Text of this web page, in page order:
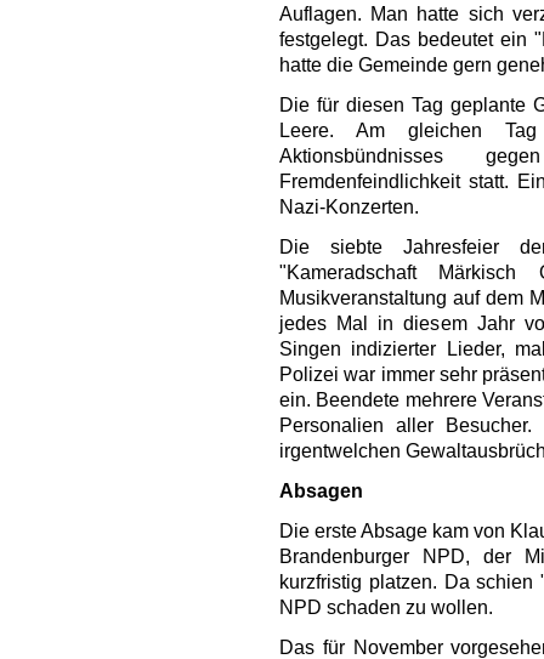
Auflagen. Man hatte sich
festgelegt. Das bedeutet ein
hatte die Gemeinde gern
Die für diesen Tag geplante
Leere. Am gleichen
Aktionsbündnisses
Fremdenfeindlichkeit statt.
Nazi-Konzerten.
Die siebte Jahresfeier
"Kameradschaft
Musikveranstaltung auf dem
jedes Mal in diesem Jahr
Singen indizierter Lieder,
Polizei war immer sehr
ein. Beendete mehrere
Personalien aller
irgentwelchen
Absagen
Die erste Absage kam von
Brandenburger NPD, der
kurzfristig platzen. Da schien
NPD schaden zu wollen.
Das für November